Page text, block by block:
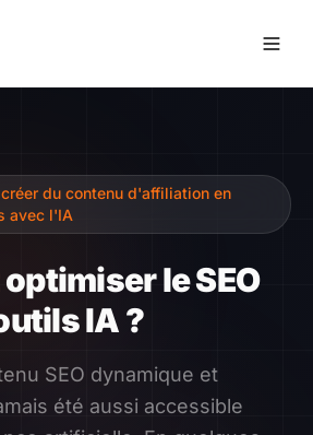
du contenu d'affiliation en
avec l'IA
optimiser le SEO
IA ?
SEO dynamique et
été aussi accessible